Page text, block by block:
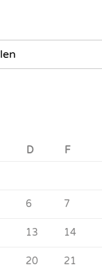
D F
6 7
13 14
20 21